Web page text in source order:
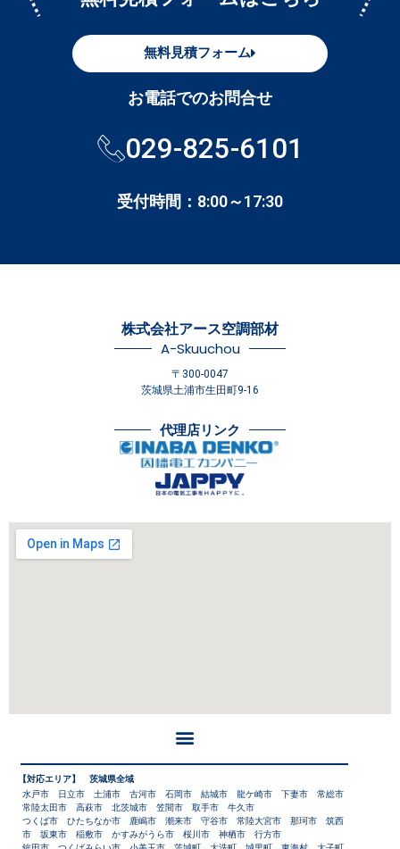
無料見積フォーム
お電話でのお問合せ
029-825-6101
受付時間：8:00～17:30
株式会社アース空調部材
A-Skuuchou
〒300-0047
茨城県土浦市生田町9-16
代理店リンク
【対応エリア】 茨城県全域
水戸市 日立市 土浦市 古河市 石岡市 結城市 龍ケ崎市 下妻市 常総市
常陸太田市 高萩市 北茨城市 笠間市 取手市 牛久市
つくば市 ひたちなか市 鹿嶋市 潮来市 守谷市 常陸大宮市 那珂市 筑西
市 坂東市 稲敷市 かすみがうら市 桜川市 神栖市 行方市